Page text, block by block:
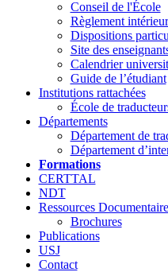
Conseil de l'École
Règlement intérieur
Dispositions
Site des
Calendrier
Guide de l’étudiant
Institutions rattachées
École de
Départements
Département de
Département
Formations
CERTTAL
NDT
Ressources
Brochures
Publications
USJ
Contact